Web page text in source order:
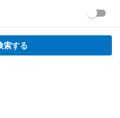
索する